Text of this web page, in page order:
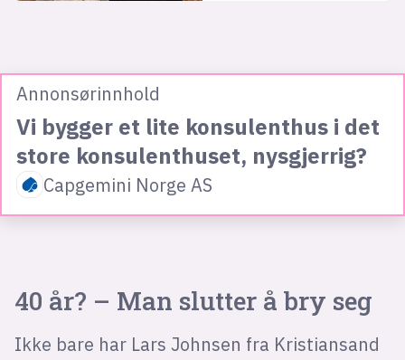
Annonsørinnhold
Vi bygger et lite konsulenthus i det
store konsulenthuset, nysgjerrig?
Capgemini Norge AS
40 år? – Man slutter å bry seg
Ikke bare har Lars Johnsen fra Kristiansand